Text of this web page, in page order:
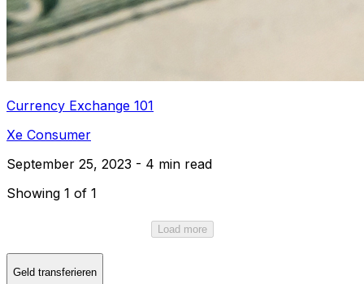
Currency Exchange 101
Xe Consumer
September 25, 2023 - 4 min read
Showing 1 of 1
Load more
Geld transferieren